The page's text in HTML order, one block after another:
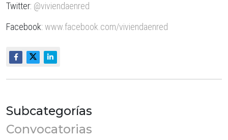
Twitter: @viviendaenred
Facebook: www.facebook.com/viviendaenred
Subcategorías
Convocatorias